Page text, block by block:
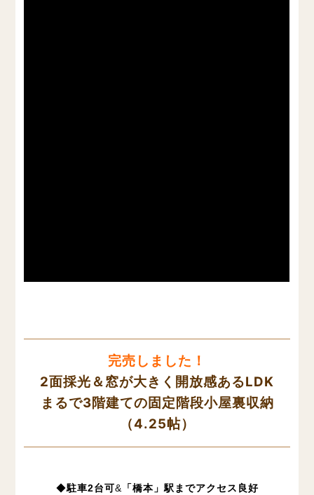
完売しました！
2面採光＆窓が大きく開放感あるLDK
まるで3階建ての固定階段小屋裏収納
（4.25帖）
◆駐車2台可&「橋本」駅までアクセス良好